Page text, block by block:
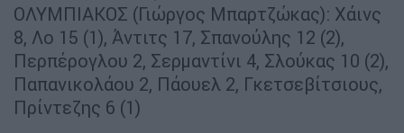
ΟΛΥΜΠΙΑΚΟΣ (Γιώργος Μπαρτζώκας): Χάινς
8, Λο 15 (1), Άντιτς 17, Σπανούλης 12 (2),
Περπέρογλου 2, Σερμαντίνι 4, Σλούκας 10 (2),
Παπανικολάου 2, Πάουελ 2, Γκετσεβίτσιους,
Πρίντεζης 6 (1)